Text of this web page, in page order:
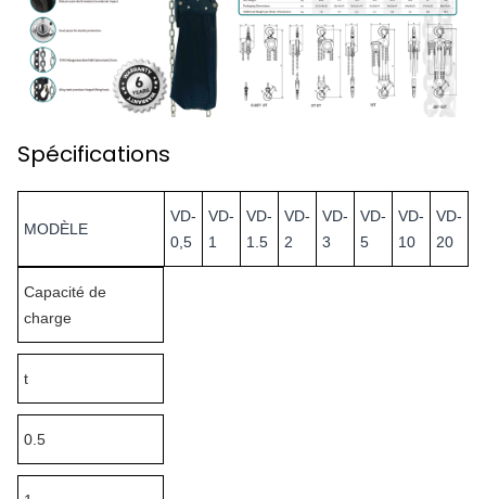
Spécifications
MODÈLE
VD-
0,5
VD-
1
VD-
1.5
VD-
2
VD-
3
VD-
5
VD-
10
VD-
20
Capacité de
charge
t
0.5